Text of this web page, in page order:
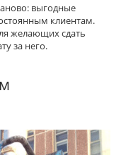
выгодные
клиентам.
желающих сдать
за него.